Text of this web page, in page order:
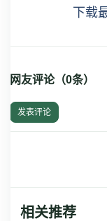
下载
网友评论（0条）
发表评论
相关推荐